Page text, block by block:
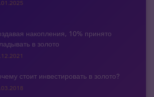
накопления, 10% принято
в золото
стоит инвестировать в золото?